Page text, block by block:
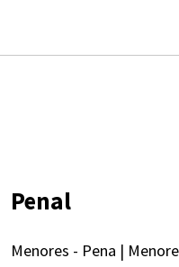
Penal
Menores - Pena |